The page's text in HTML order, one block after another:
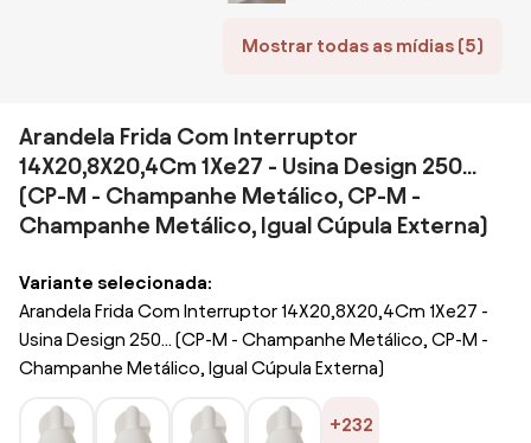
Mostrar todas as mídias (5)
Arandela Frida Com Interruptor
14X20,8X20,4Cm 1Xe27 - Usina Design 250...
(CP-M - Champanhe Metálico, CP-M -
Champanhe Metálico, Igual Cúpula Externa)
Variante selecionada:
Arandela Frida Com Interruptor 14X20,8X20,4Cm 1Xe27 -
Usina Design 250... (CP-M - Champanhe Metálico, CP-M -
Champanhe Metálico, Igual Cúpula Externa)
+232